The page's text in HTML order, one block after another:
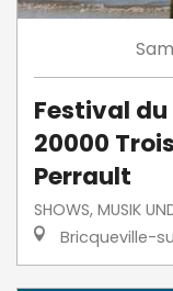
Festival
20000
Perrault
SHOWS, MUSIK
Bricqueville-